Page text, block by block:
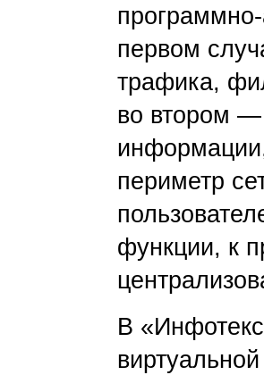
первом
трафика,
во втором —
периметр
функции, к
В